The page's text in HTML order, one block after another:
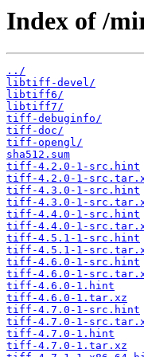
Index of /
../
libtiff-devel/
libtiff6/
libtiff7/
tiff-debuginfo/
tiff-doc/
tiff-opengl/
sha512.sum
tiff-4.2.0-1-src.hint
tiff-4.2.0-1-
tiff-4.3.0-1-src.hint
tiff-4.3.0-1-
tiff-4.4.0-1-src.hint
tiff-4.4.0-1-
tiff-4.5.1-1-src.hint
tiff-4.5.1-1-
tiff-4.6.0-1-src.hint
tiff-4.6.0-1-
tiff-4.6.0-1.hint
tiff-4.6.0-1.tar.xz
tiff-4.7.0-1-src.hint
tiff-4.7.0-1-
tiff-4.7.0-1.hint
tiff-4.7.0-1.tar.xz